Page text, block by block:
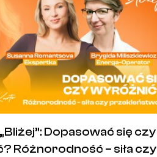
Dopasować się czy
Różnorodność – siła czy